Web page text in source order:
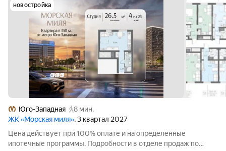
новостройка
Юго-Западная
8 мин.
ЖК «Морская миля», 3 квартал 2027
Цена действует при 100% оплате и на определенные
ипотечные программы. Подробности в отделе продаж по